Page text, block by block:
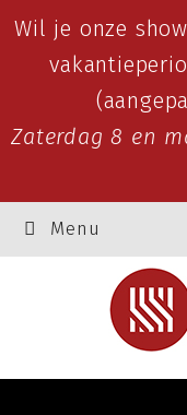
Wil je onze
Zaterdag 8 en
Menu